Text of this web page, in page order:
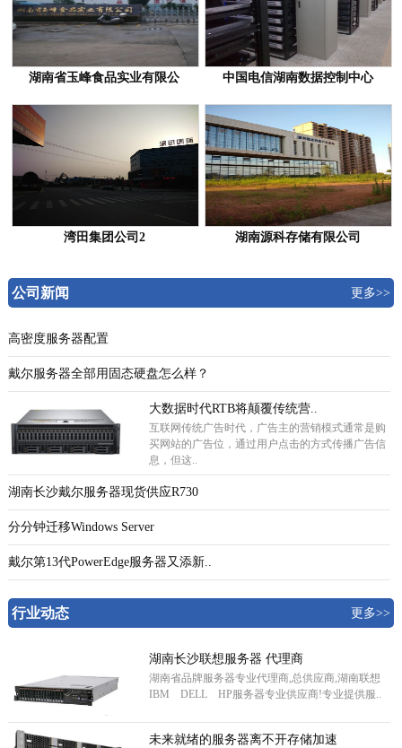
湖南省玉峰食品实业有限公 中国电信湖南数据控制中心
湾田集团公司2 湖南源科存储有限公司
公司新闻 更多>>
高密度服务器配置
戴尔服务器全部用固态硬盘怎么样？
大数据时代RTB将颠覆传统营..
互联网传统广告时代，广告主的营销模式通常是购
买网站的广告位，通过用户点击的方式传播广告信
息，但这..
湖南长沙戴尔服务器现货供应R730
分分钟迁移Windows Server
戴尔第13代PowerEdge服务器又添新..
行业动态 更多>>
湖南长沙联想服务器 代理商
湖南省品牌服务器专业代理商,总供应商,湖南联想
IBM DELL HP服务器专业供应商!专业提供服..
未来就绪的服务器离不开存储加速